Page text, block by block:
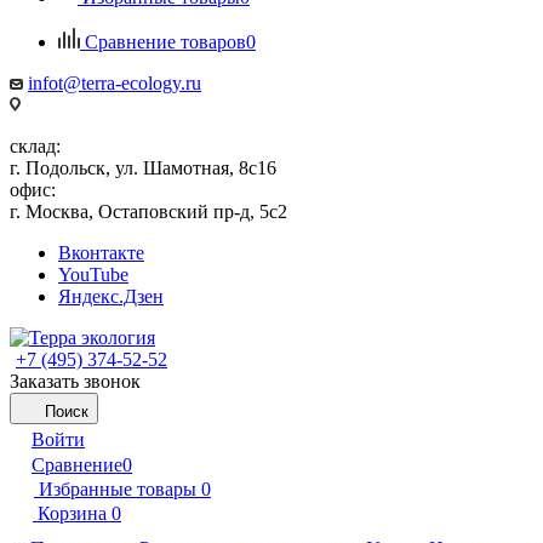
Сравнение товаров0
infot@terra-ecology.ru
склад:
г. Подольск, ул. Шамотная, 8с16
офис:
г. Москва, Остаповский пр-д, 5с2
Вконтакте
YouTube
Яндекс.Дзен
+7 (495) 374-52-52
Заказать звонок
Поиск
Войти
Сравнение0
Избранные товары 0
Корзина 0